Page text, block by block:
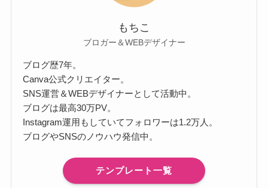
もちこ
ブロガー＆WEBデザイナー
ブログ歴7年。
Canva公式クリエイター。
SNS運営＆WEBデザイナーとして活動中。
ブログは最高30万PV。
Instagram運用もしていてフォロワーは1.2万人。
ブログやSNSのノウハウ発信中。
テンプレート一覧